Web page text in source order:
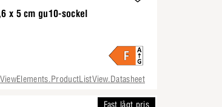
x 5 cm gu10-sockel
ViewElements.ProductListView.Datasheet
Fast lågt pris